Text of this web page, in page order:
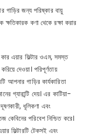
জন্য পরিষ্কার বায়ু
ক্ষতিকারক কণা থেকে রক্ষা করার
কার এয়ার ফিল্টার ওএম, সমস্ত
দেওয়া। পরিপূর্ণতায়
আপনার গাড়ির কার্যকারিতা
গ্যারান্টি দেয়। এর কাটিয়া-
ধূলিকণা এবং
পরিবেশ নিশ্চিত করে।
ফিল্টারটি টেকসই এবং